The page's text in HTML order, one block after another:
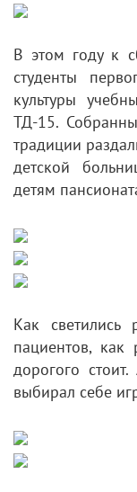
В этом году к
студенты
культуры
ТД-15.
традиции
детской
детям
Как светились
пациентов,
дорогого
выбирал себе